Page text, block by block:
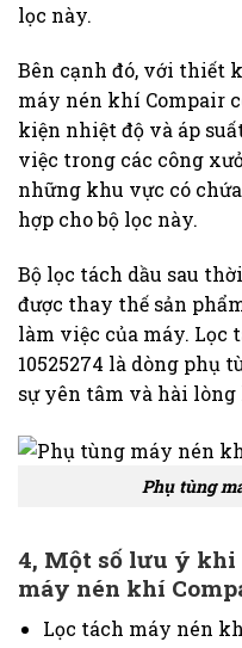
lọc này.
Bên cạnh đó, với thiết
máy nén khí Compair
kiện nhiệt độ và áp
việc trong các công
những khu vực có
hợp cho bộ lọc này.
Bộ lọc tách dầu sau
được thay thế sản
làm việc của máy. Lọc
10525274 là dòng phụ
sự yên tâm và hài
Phụ tùng
4, Một số lưu ý khi
máy nén khí
Lọc tách máy nén